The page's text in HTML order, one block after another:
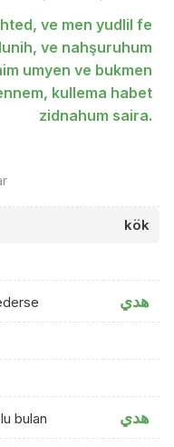
ve men yudlil fe
ve nahşuruhum
umyen ve bukmen
kullema habet
zidnahum saira.
kök
هدي
bulan هدي